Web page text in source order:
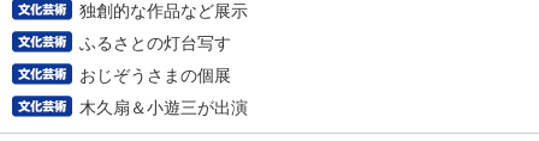
独創的な作品など展示
ふるさとの灯台写す
おじぞうさまの個展
木久扇＆小遊三が出演